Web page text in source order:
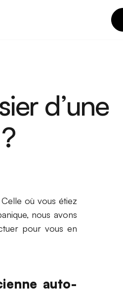
d’une
où vous étiez
nous avons
pour vous en
auto-